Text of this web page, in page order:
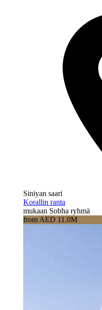
Siniyan saari
Korallin ranta
mukaan Sobha ryhmä
from AED 11.0M